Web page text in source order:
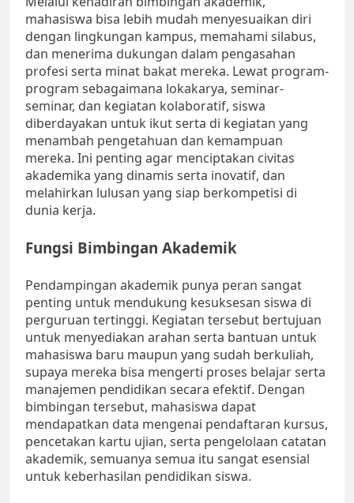
mahasiswa bisa lebih mudah menyesuaikan diri
dengan lingkungan kampus, memahami silabus,
dan menerima dukungan dalam pengasahan
profesi serta minat bakat mereka. Lewat program-
program sebagaimana lokakarya, seminar-
seminar, dan kegiatan kolaboratif, siswa
diberdayakan untuk ikut serta di kegiatan yang
menambah pengetahuan dan kemampuan
mereka. Ini penting agar menciptakan civitas
akademika yang dinamis serta inovatif, dan
melahirkan lulusan yang siap berkompetisi di
dunia kerja.
Fungsi Bimbingan Akademik
Pendampingan akademik punya peran sangat
penting untuk mendukung kesuksesan siswa di
perguruan tertinggi. Kegiatan tersebut bertujuan
untuk menyediakan arahan serta bantuan untuk
mahasiswa baru maupun yang sudah berkuliah,
supaya mereka bisa mengerti proses belajar serta
manajemen pendidikan secara efektif. Dengan
bimbingan tersebut, mahasiswa dapat
mendapatkan data mengenai pendaftaran kursus,
pencetakan kartu ujian, serta pengelolaan catatan
akademik, semuanya semua itu sangat esensial
untuk keberhasilan pendidikan siswa.